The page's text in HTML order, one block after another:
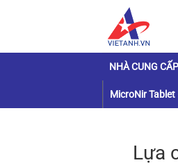
NHÀ CUNG CẤP
MicroNir
Lựa